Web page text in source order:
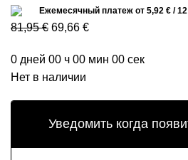
Eжемесячный платеж от 5,92 € /
81,95€ 69,66 €
0 дней 00 ч 00 мин 00 сек
Нет в наличии
Уведомить когда